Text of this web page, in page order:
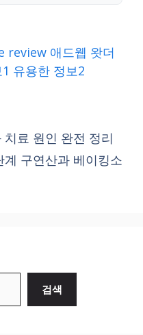
review 애드웹 왓더
유용한 정보2
료 원인 완전 정리
구연산과 베이킹소
검색